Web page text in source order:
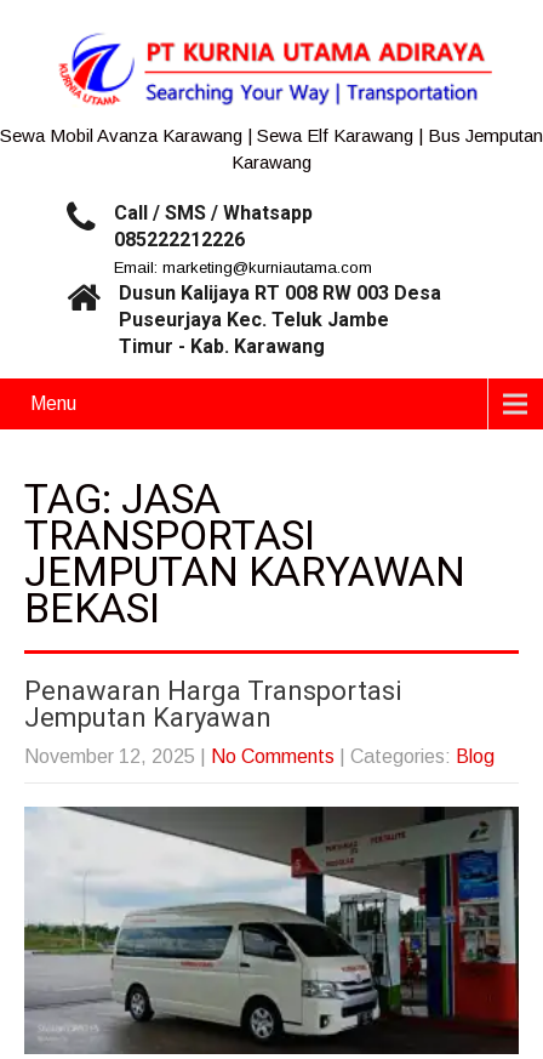
Sewa Mobil Avanza Karawang | Sewa Elf Karawang | Bus Jemputan
Karawang
Call / SMS / Whatsapp
085222212226
Email: marketing@kurniautama.com
Dusun Kalijaya RT 008 RW 003 Desa
Puseurjaya Kec. Teluk Jambe
Timur - Kab. Karawang
Menu
TAG: JASA
TRANSPORTASI
JEMPUTAN KARYAWAN
BEKASI
Penawaran Harga Transportasi
Jemputan Karyawan
November 12, 2025 No Comments | Categories: Blog